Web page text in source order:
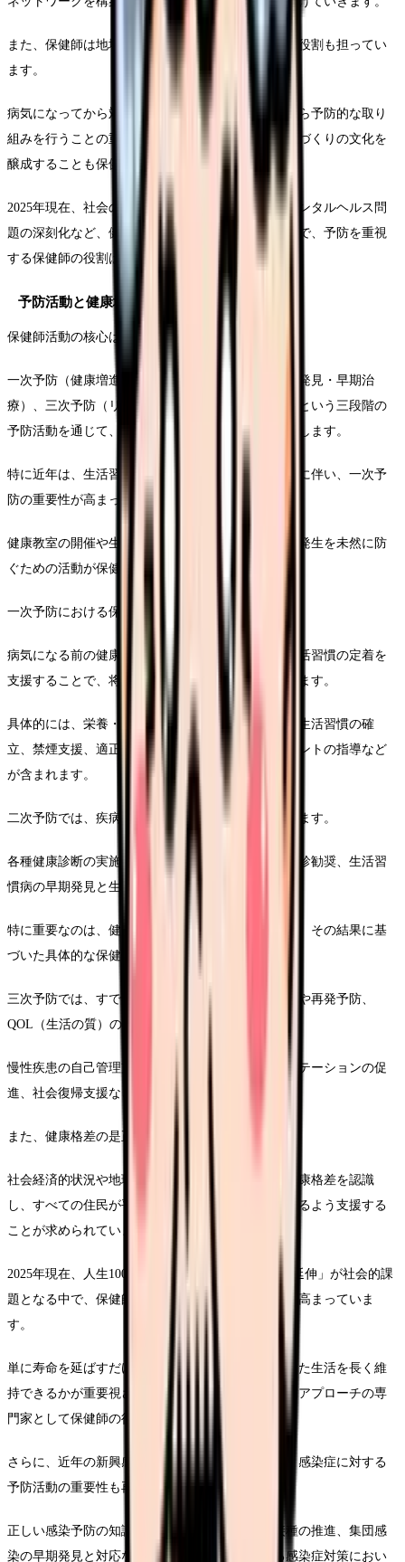
また、保健師は地域の中で「予防」の視点を広める役割も担ってい
ます。
病気になってから対応するのではなく、健康な時から予防的な取り
組みを行うことの重要性を地域住民に啓発し、健康づくりの文化を
醸成することも保健師の重要な使命です。
2025年現在、社会の高齢化や生活習慣病の増加、メンタルヘルス問
題の深刻化など、健康課題が多様化・複雑化する中で、予防を重視
する保健師の役割はますます重要性を増しています。
予防活動と健康増進の重要性
保健師活動の核心は「予防」です。
一次予防（健康増進・疾病予防）、二次予防（早期発見・早期治
療）、三次予防（リハビリテーション・再発防止）という三段階の
予防活動を通じて、地域住民の健康を包括的に支援します。
特に近年は、生活習慣病の増加や超高齢社会の進展に伴い、一次予
防の重要性が高まっています。
健康教室の開催や生活習慣の改善指導など、疾病の発生を未然に防
ぐための活動が保健師の重要な使命となっています。
一次予防における保健師の役割は非常に重要です。
病気になる前の健康な段階から介入し、健康的な生活習慣の定着を
支援することで、将来的な疾病リスクの低減を図ります。
具体的には、栄養・運動・休養のバランスが取れた生活習慣の確
立、禁煙支援、適正飲酒の啓発、ストレスマネジメントの指導など
が含まれます。
二次予防では、疾病の早期発見・早期治療を目指します。
各種健康診断の実施とその事後指導、がん検診の受診勧奨、生活習
慣病の早期発見と生活改善指導などが主な活動です。
特に重要なのは、健診結果を単に伝えるだけでなく、その結果に基
づいた具体的な保健指導を行うことです。
三次予防では、すでに疾病を持つ人の機能低下防止や再発予防、
QOL（生活の質）の向上を支援します。
慢性疾患の自己管理支援、在宅療養支援、リハビリテーションの促
進、社会復帰支援などが主な活動となります。
また、健康格差の是正も保健師の重要な役割です。
社会経済的状況や地理的条件などによって生じる健康格差を認識
し、すべての住民が平等に健康サービスを受けられるよう支援する
ことが求められています。
2025年現在、人生100年時代を迎え、「健康寿命の延伸」が社会的課
題となる中で、保健師の予防活動の重要性はさらに高まっていま
す。
単に寿命を延ばすだけでなく、いかに健康で自立した生活を長く維
持できるかが重要視されており、そのための予防的アプローチの専
門家として保健師の役割が注目されています。
さらに、近年の新興感染症の流行を経験する中で、感染症に対する
予防活動の重要性も再認識されています。
正しい感染予防の知識と実践の普及、ワクチン接種の推進、集団感
染の早期発見と対応など、公衆衛生の基本である感染症対策におい